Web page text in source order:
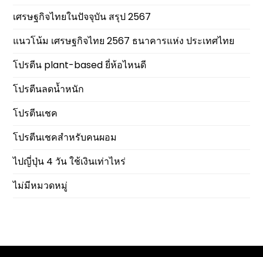
เศรษฐกิจไทยในปัจจุบัน สรุป 2567
แนวโน้ม เศรษฐกิจไทย 2567 ธนาคารแห่ง ประเทศไทย
โปรตีน plant-based ยี่ห้อไหนดี
โปรตีนลดน้ำหนัก
โปรตีนเชค
โปรตีนเชคสำหรับคนผอม
ไปญี่ปุ่น 4 วัน ใช้เงินเท่าไหร่
ไม่มีหมวดหมู่